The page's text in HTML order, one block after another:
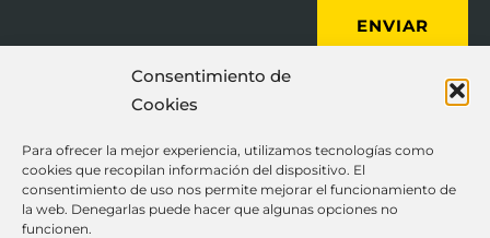
Consentimiento de
Cookies
Para ofrecer la mejor experiencia, utilizamos tecnologías como
cookies que recopilan información del dispositivo. El
consentimiento de uso nos permite mejorar el funcionamiento de
la web. Denegarlas puede hacer que algunas opciones no
funcionen.
ENVIAR
Ayuda Información